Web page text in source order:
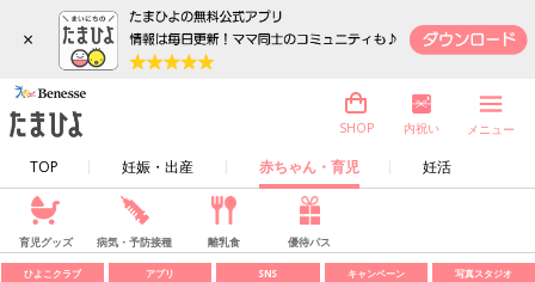
×
TOP 妊娠・出産 赤ちゃん・育児 妊活
SHOP 内祝い メニュー
育児グッズ 病気・予防接種 離乳食 優待パス
ひよこクラブ アプリ SNS キャンペーン 写真スタジオ